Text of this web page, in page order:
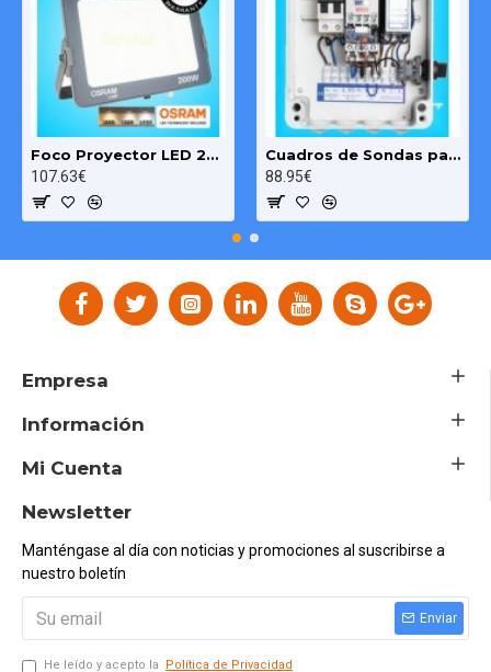
Foco Proyector LED 200W OSRAM IP65 Color Ajustable Exterior e Interior
107.63€
Cuadros de Sondas para bomba Sumergibles 3.00 HP monofásico Pozo MAXGE
88.95€
Empresa
Información
Mi Cuenta
Newsletter
Manténgase al día con noticias y promociones al suscribirse a
nuestro boletín
Enviar
He leído y acepto la Política de Privacidad